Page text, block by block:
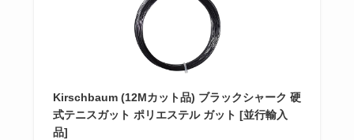
Kirschbaum (12Mカット品) ブラックシャーク 硬
式テニスガット ポリエステル ガット [並行輸入
品]